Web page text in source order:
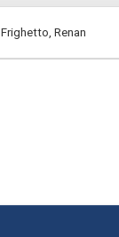
Frighetto, Renan